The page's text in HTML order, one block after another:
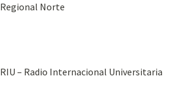
Regional Norte
RIU – Radio Internacional Universitaria